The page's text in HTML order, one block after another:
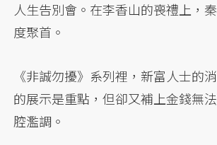
人生告別會。在李香山的喪禮上，
度聚首。
《非誠勿擾》系列裡，新富人士的
的展示是重點，但卻又補上金錢無
腔濫調。